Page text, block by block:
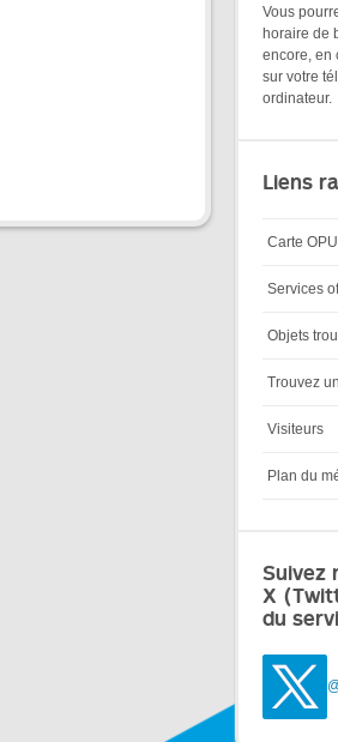
Vous
horaire de
encore, en
sur votre
ordinateur.
Liens
Carte
Services
Objets
Trouvez
Visiteurs
Plan du
Suivez
X
du